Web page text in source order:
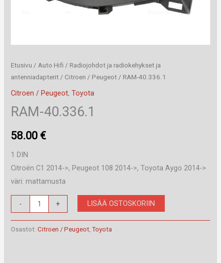
Etusivu / Auto Hifi / Radiojohdot ja radiokehykset ja
antenniadapterit / Citroen / Peugeot / RAM-40.336.1
Citroen / Peugeot,Toyota
RAM-40.336.1
58.00 €
1 DIN
Citroën C1 2014->, Peugeot 108 2014->, Toyota Aygo 2014->
väri: mattamusta
-
40.336.1
määrä
+ LISÄÄ OSTOSKORIIN
Osastot:Citroen / Peugeot,Toyota